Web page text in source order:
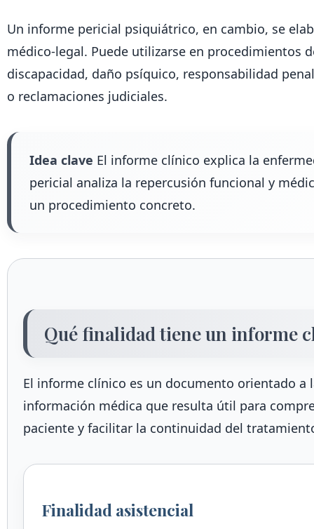
Un informe pericial psiquiátrico, en cambio, se
médico-legal. Puede utilizarse en procedimientos
discapacidad, daño psíquico, responsabilidad
o reclamaciones judiciales.
Idea clave El informe clínico explica la
pericial analiza la repercusión funcional y
un procedimiento concreto.
Qué finalidad tiene un informe
El informe clínico es un documento orientado a
información médica que resulta útil para
paciente y facilitar la continuidad del
Finalidad asistencial